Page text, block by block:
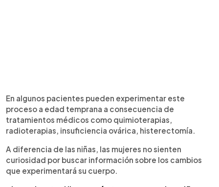
En algunos pacientes pueden experimentar este
proceso a edad temprana a consecuencia de
tratamientos médicos como quimioterapias,
radioterapias, insuficiencia ovárica, histerectomía.
A diferencia de las niñas, las mujeres no sienten
curiosidad por buscar información sobre los cambios
que experimentará su cuerpo.